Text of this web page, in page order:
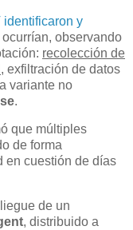
identificaron y
ocurrían, observando
recolección de
, exfiltración de datos
variante no
.
que múltiples
de forma
en cuestión de días
de un
, distribuido a